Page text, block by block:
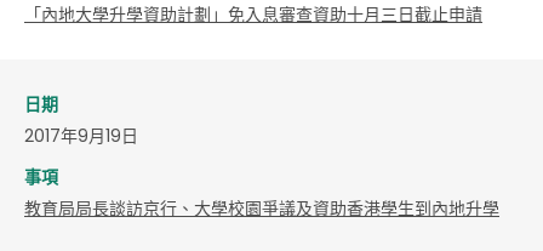
「內地大學升學資助計劃」免入息審查資助十月三日截止申請
日期
2017年9月19日
事項
教育局局長談訪京行、大學校園爭議及資助香港學生到內地升學